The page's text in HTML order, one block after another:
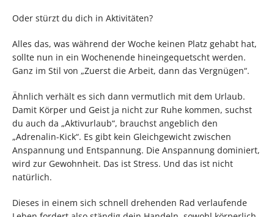
Oder stürzt du dich in Aktivitäten?
Alles das, was während der Woche keinen Platz gehabt hat,
sollte nun in ein Wochenende hineingequetscht werden.
Ganz im Stil von „Zuerst die Arbeit, dann das Vergnügen“.
Ähnlich verhält es sich dann vermutlich mit dem Urlaub.
Damit Körper und Geist ja nicht zur Ruhe kommen, suchst
du auch da „Aktivurlaub“, brauchst angeblich den
„Adrenalin-Kick“. Es gibt kein Gleichgewicht zwischen
Anspannung und Entspannung. Die Anspannung dominiert,
wird zur Gewohnheit. Das ist Stress. Und das ist nicht
natürlich.
Dieses in einem sich schnell drehenden Rad verlaufende